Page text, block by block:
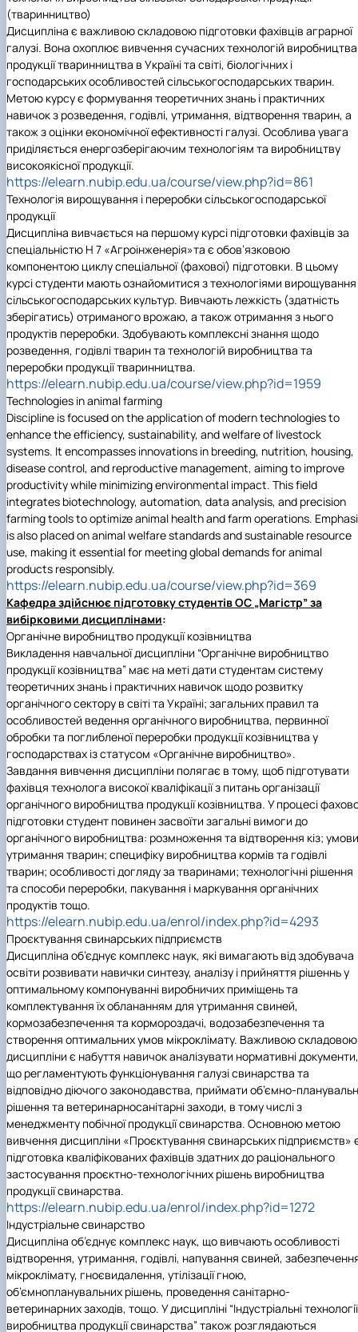
(тваринництво)
Дисципліна є важливою складовою підготовки фахівців аграрної
галузі. Вона охоплює вивчення сучасних технологій виробництва
продукції тваринництва в Україні та світі, біологічних і
господарських особливостей сільськогосподарських тварин.
Метою курсу є формування теоретичних знань і практичних
навичок з розведення, годівлі, утримання, відтворення тварин, а
також з оцінки економічної ефективності галузі. Особлива увага
приділяється енергозберігаючим технологіям та виробництву
високоякісної продукції.
https://elearn.nubip.edu.ua/course/view.php?id=861
Технологія вирощування і переробки сільськогосподарської
продукції
Дисципліна вивчається на першому курсі підготовки фахівців за
спеціальністю Н 7 «Агроінженерія»та є обов’язковою
компонентою циклу спеціальної (фахової) підготовки. В цьому
курсі студенти мають ознайомитися з технологіями вирощування
сільськогосподарських культур. Вивчають лежкість (здатність
зберігатись) отриманого врожаю, а також отримання з нього
продуктів переробки. Здобувають комплексні знання щодо
розведення, годівлі тварин та технологій виробництва та
переробки продукції тваринництва.
https://elearn.nubip.edu.ua/course/view.php?id=1959
Technologies in animal farming
Discipline is focused on the application of modern technologies to
enhance the efficiency, sustainability, and welfare of livestock
systems. It encompasses innovations in breeding, nutrition, housing,
disease control, and reproductive management, aiming to improve
productivity while minimizing environmental impact. This field
integrates biotechnology, automation, data analysis, and precision
farming tools to optimize animal health and farm operations.
is also placed on animal welfare standards and sustainable resource
use, making it essential for meeting global demands for animal
products responsibly.
https://elearn.nubip.edu.ua/course/view.php?id=369
Кафедра здійснює підготовку студентів ОС „Магістр” за
вибірковими дисциплінами:
Органічне виробництво продукції козівництва
Викладення навчальної дисципліни “Органічне виробництво
продукції козівництва” має на меті дати студентам систему
теоретичних знань і практичних навичок щодо розвитку
органічного сектору в світі та Україні; загальних правил та
особливостей ведення органічного виробництва, первинної
обробки та поглибленої переробки продукції козівництва у
господарствах із статусом «Органічне виробництво».
Завдання вивчення дисципліни полягає в тому, щоб підготувати
фахівця технолога високої кваліфікації з питань організації
органічного виробництва продукції козівництва. У процесі
підготовки студент повинен засвоїти загальні вимоги до
органічного виробництва: розмноження та відтворення кіз; умови
утримання тварин; специфіку виробництва кормів та годівлі
тварин; особливості догляду за тваринами; технологічні рішення
та способи переробки, пакування і маркування органічних
продуктів тощо.
https://elearn.nubip.edu.ua/enrol/index.php?id=4293
Проєктування свинарських підприємств
Дисципліна об’єднує комплекс наук, які вимагають від здобувача
освіти розвивати навички синтезу, аналізу і прийняття рішеннь у
оптимальному компонуванні виробничих приміщень та
комплектування їх облананням для утримання свиней,
кормозабезпечення та кормороздачі, водозабезпечення та
створення оптимальних умов мікроклімату. Важливою складовою
дисципліни є набуття навичок аналізувати нормативні документи,
що регламентують функціонування галузі свинарства та
відповідно діючого законодавства, приймати об’ємно-
рішення та ветеринарносанітарні заходи, в тому числі з
менеджменту побічної продукції свинарства. Основною метою
вивчення дисципліни «Проєктування свинарських підприємств»
підготовка кваліфікованих фахівців здатних до раціонального
застосування проєктно-технологічних рішень виробництва
продукції свинарства.
https://elearn.nubip.edu.ua/enrol/index.php?id=1272
Індустріальне свинарство
Дисципліна об’єднує комплекс наук, що вивчають особливості
відтворення, утримання, годівлі, напування свиней,
мікроклімату, гноєвидалення, утілізації гною,
об’ємнопланувальних рішень, проведення санітарно-
ветеринарних заходів, тощо. У дисципліні “Індустріальні технології
виробництва продукції свинарства” також розглядаються